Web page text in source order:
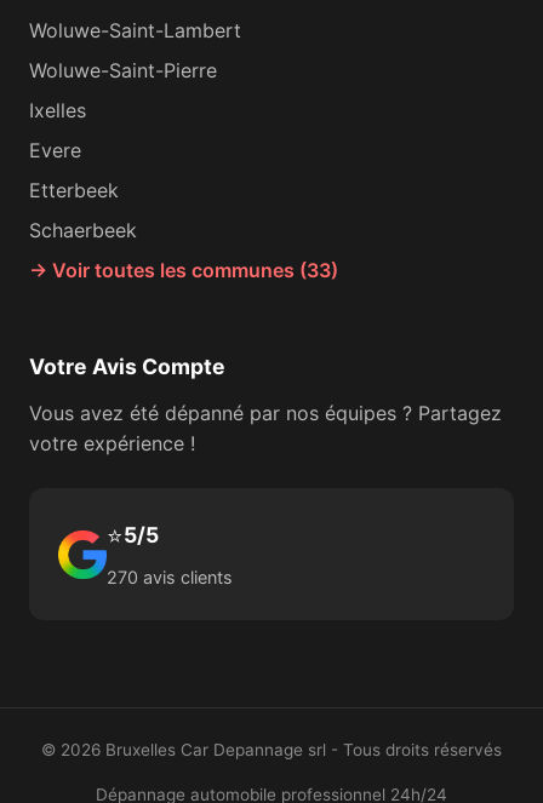
Woluwe-Saint-Lambert
Woluwe-Saint-Pierre
Ixelles
Evere
Etterbeek
Schaerbeek
→ Voir toutes les communes (33)
Votre Avis Compte
Vous avez été dépanné par nos équipes ? Partagez
votre expérience !
⭐5/5
270 avis clients
© 2026 Bruxelles Car Depannage srl - Tous droits réservés
Dépannage automobile professionnel 24h/24